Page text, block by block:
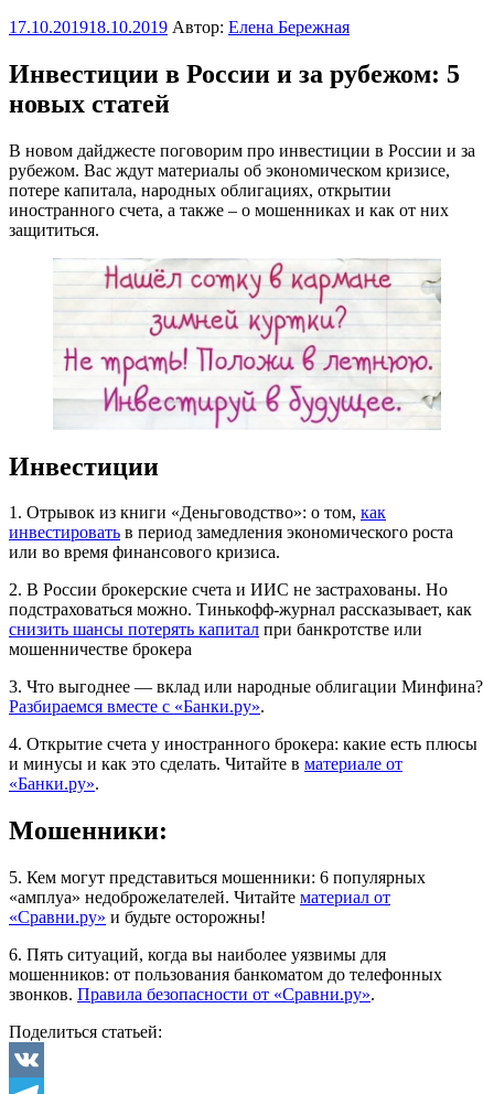
Опубликовано
17.10.201918.10.2019 Автор: Елена Бережная
Инвестиции в России и за рубежом: 5
новых статей
В новом дайджесте поговорим про инвестиции в России и за
рубежом. Вас ждут материалы об экономическом кризисе,
потере капитала, народных облигациях, открытии
иностранного счета, а также – о мошенниках и как от них
защититься.
Инвестиции
1. Отрывок из книги «Деньговодство»: о том, как
инвестировать в период замедления экономического роста
или во время финансового кризиса.
2. В России брокерские счета и ИИС не застрахованы. Но
подстраховаться можно. Тинькофф-журнал рассказывает, как
снизить шансы потерять капитал при банкротстве или
мошенничестве брокера
3. Что выгоднее — вклад или народные облигации Минфина?
Разбираемся вместе с «Банки.ру».
4. Открытие счета у иностранного брокера: какие есть плюсы
и минусы и как это сделать. Читайте в материале от
«Банки.ру».
Мошенники:
5. Кем могут представиться мошенники: 6 популярных
«амплуа» недоброжелателей. Читайте материал от
«Сравни.ру» и будьте осторожны!
6. Пять ситуаций, когда вы наиболее уязвимы для
мошенников: от пользования банкоматом до телефонных
звонков. Правила безопасности от «Сравни.ру».
Поделиться статьей: